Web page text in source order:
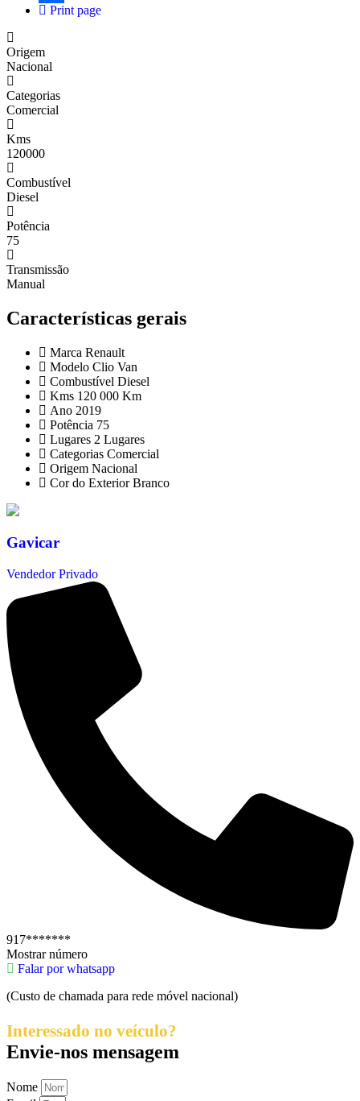
Share
Print page
Origem
Nacional
Categorias
Comercial
Kms
120000
Combustível
Diesel
Potência
75
Transmissão
Manual
Características gerais
Marca Renault
Modelo Clio Van
Combustível Diesel
Kms 120 000 Km
Ano 2019
Potência 75
Lugares 2 Lugares
Categorias Comercial
Origem Nacional
Cor do ExteriorBranco
Gavicar
Vendedor Privado
917*******
Mostrar número
Falar por whatsapp
(Custo de chamada para rede móvel nacional)
Interessado no veículo?
Envie-nos mensagem
Nome